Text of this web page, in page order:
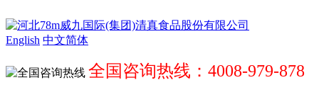
English 中文简体
全国咨询热线：4008-979-878